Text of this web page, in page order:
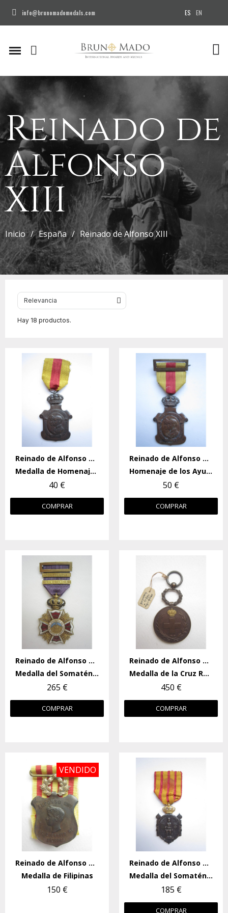
info@brunomadomedals.com ES EN
Reinado de
Alfonso
XIII
Inicio España Reinado de Alfonso XIII
Hay 18 productos.
Reinado de Alfonso XIII
Medalla de Homenaje de los Ayuntamientos
40 €
COMPRAR
Reinado de Alfonso XIII
Homenaje de los Ayuntamientos
50 €
COMPRAR
Reinado de Alfonso XIII
Medalla del Somatén (Cosntancia)
265 €
COMPRAR
Reinado de Alfonso XIII
Medalla de la Cruz Roja, Campañas
450 €
COMPRAR
VENDIDO
Reinado de Alfonso XIII
Medalla de Filipinas
150 €
Reinado de Alfonso XIII
Medalla del Somatén (XX Aniversario)
185 €
COMPRAR